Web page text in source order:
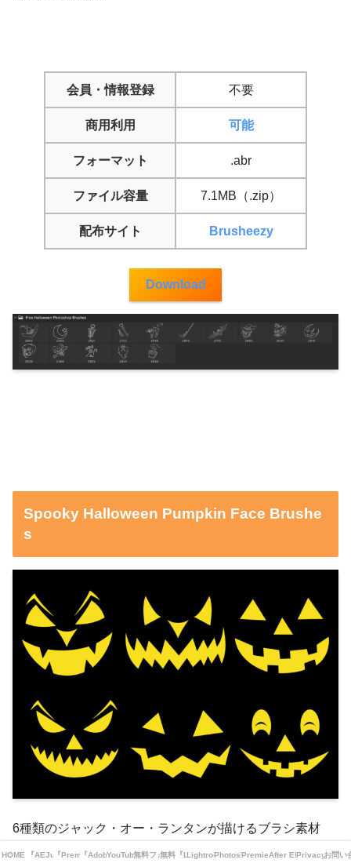
会員・情報登録 不要
商用利用 可能
フォーマット .abr
ファイル容量 7.1MB（.zip）
配布サイト Brusheezy
Download
Spooky Halloween Pumpkin Face Brushe
s
6種類のジャック・オー・ランタンが描けるブラシ素材
（.abr）を追加できます。
HOME 『AEJuice』関連
『Premiere/Animation Composer』関連
『Adobe CC コンプリートプラン』が半額!?
YouTube無料フォント素材
無料『LUT』素材
Lightroom 無料プリセット
Photoshop 無料素材
Premiere ProAfter Effects
Privacyお問い